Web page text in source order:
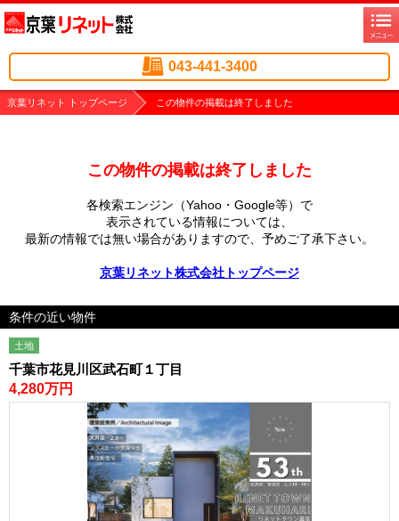
043-441-3400
京葉リネット トップページ この物件の掲載は終了しました
この物件の掲載は終了しました
各検索エンジン（Yahoo・Google等）で
表示されている情報については、
最新の情報では無い場合がありますので、 予めご了承下さい。
京葉リネット株式会社トップページ
条件の近い物件
土地
千葉市花見川区武石町１丁目
4,280万円